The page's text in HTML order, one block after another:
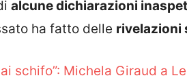
alcune dichiarazioni
ha fatto delle rivelazioni
schifo”: Michela Giraud a